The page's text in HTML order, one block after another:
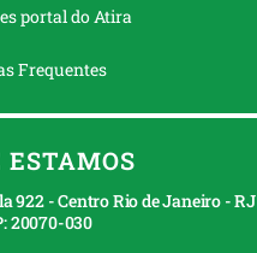
portal do Atira
Frequentes
ESTAMOS
922 - Centro Rio de Janeiro - RJ
20070-030